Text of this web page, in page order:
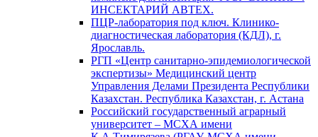
ИНСЕКТАРИЙ АВТЕХ.
ПЦР-лаборатория под ключ. Клинико-
диагностическая лаборатория (КДЛ), г.
Ярославль.
РГП «Центр санитарно-эпидемиологической
экспертизы» Медицинский центр
Управления Делами Президента Республики
Казахстан. Республика Казахстан, г. Астана
Российский государственный аграрный
университет – МСХА имени